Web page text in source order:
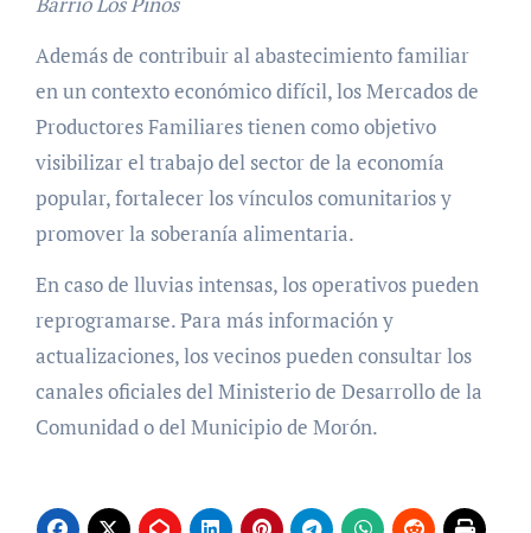
Además de contribuir al abastecimiento familiar
en un contexto económico difícil, los Mercados de
Productores Familiares tienen como objetivo
visibilizar el trabajo del sector de la economía
popular, fortalecer los vínculos comunitarios y
promover la soberanía alimentaria.
En caso de lluvias intensas, los operativos pueden
reprogramarse. Para más información y
actualizaciones, los vecinos pueden consultar los
canales oficiales del Ministerio de Desarrollo de la
Comunidad o del Municipio de Morón.